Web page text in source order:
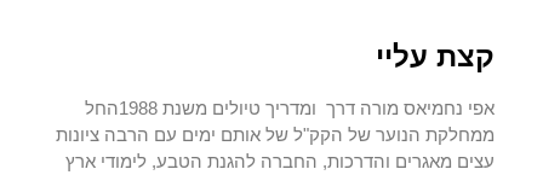
קצת עליי
אפי נחמיאס מורה דרך ומדריך טיולים משנת 1988החל
ממחלקת הנוער של הקק"ל של אותם ימים עם הרבה ציונות
עצים מאגרים והדרכות, החברה להגנת הטבע, לימודי ארץ